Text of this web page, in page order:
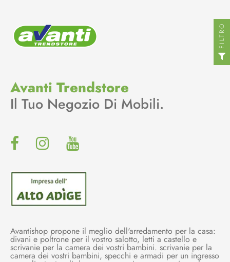
Avanti Trendstore
Il Tuo Negozio Di Mobili.
Avantishop propone il meglio dell'arredamento per la casa:
divani e poltrone per il vostro salotto, letti a castello e
scrivanie per la camera dei vostri bambini. scrivanie per la
camera dei vostri bambini, specchi e armadi per un ingresso
FILTRO